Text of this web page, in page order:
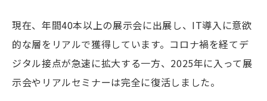
現在、年間40本以上の展示会に出展し、IT導入に意欲
的な層をリアルで獲得しています。コロナ禍を経てデ
ジタル接点が急速に拡大する一方、2025年に入って展
示会やリアルセミナーは完全に復活しました。